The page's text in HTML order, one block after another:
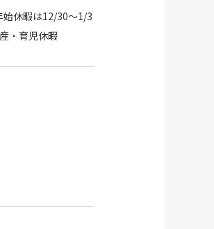
始休暇は12/30～1/3
・育児休暇